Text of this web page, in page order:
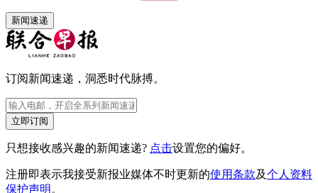
新闻速递
订阅新闻速递，洞悉时代脉搏。
立即订阅
只想接收感兴趣的新闻速递? 点击设置您的偏好。
注册即表示我接受新报业媒体不时更新的使用条款及个人资料
保护声明 。